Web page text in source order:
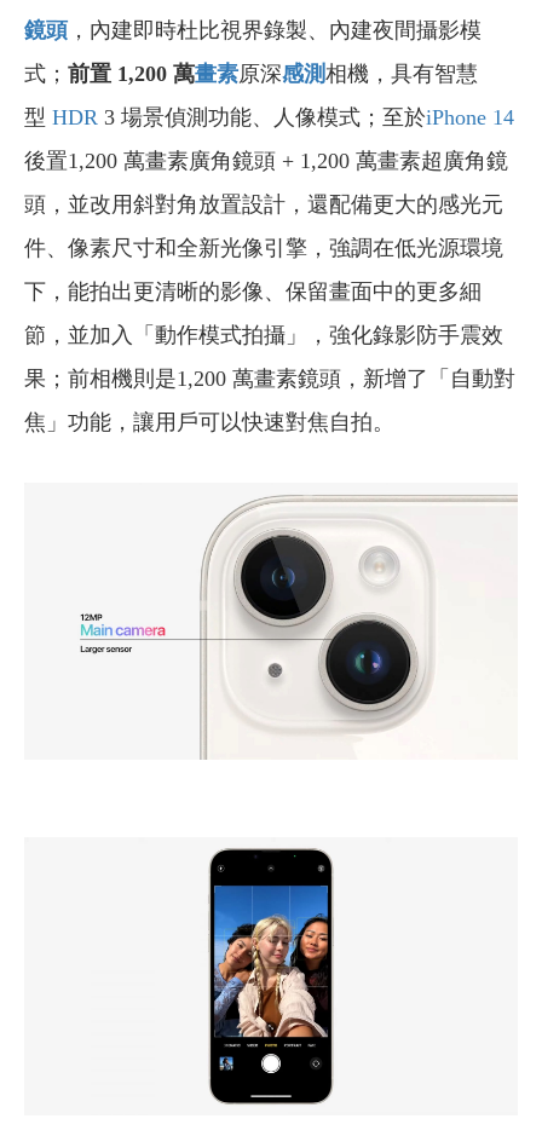
鏡頭，內建即時杜比視界錄製、內建夜間攝影模
式； 前置 1,200 萬畫素原深感測相機，具有智慧
型 HDR 3 場景偵測功能、人像模式；至於iPhone 14
後置1,200 萬畫素廣角鏡頭 + 1,200 萬畫素超廣角鏡
頭，並改用斜對角放置設計，還配備更大的感光元
件、像素尺寸和全新光像引擎，強調在低光源環境
下，能拍出更清晰的影像、保留畫面中的更多細
節，並加入「動作模式拍攝」，強化錄影防手震效
果；前相機則是1,200 萬畫素鏡頭，新增了「自動對
焦」功能，讓用戶可以快速對焦自拍。